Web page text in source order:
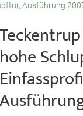
Ausführung
Teckentrup
hohe